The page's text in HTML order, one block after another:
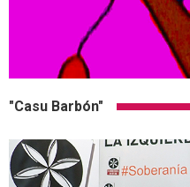
"Casu Barbón"